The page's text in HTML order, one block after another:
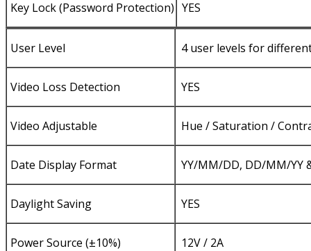
Key Lock (Password Protection) YES
User Level 4 user levels for
Video Loss Detection YES
Video Adjustable Hue / Saturation /
Date Display Format YY/MM/DD, DD/MM/YY
Daylight Saving YES
Power Source (±10%) 12V / 2A